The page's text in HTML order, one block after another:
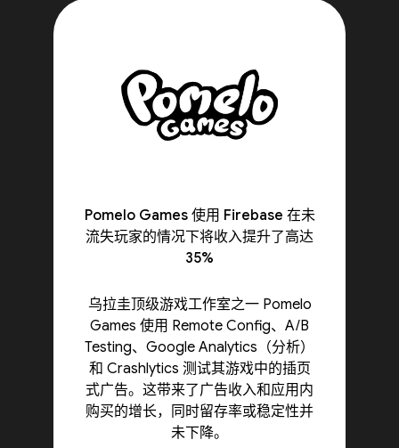
Pomelo Games 使用 Firebase 在未
流失玩家的情况下将收入提升了高达
35%
乌拉圭顶级游戏工作室之一 Pomelo
Games 使用 Remote Config、A/B
Testing、Google Analytics（分析）
和 Crashlytics 测试其游戏中的插页
式广告。这带来了广告收入和应用内
购买的增长，同时留存率或稳定性并
未下降。